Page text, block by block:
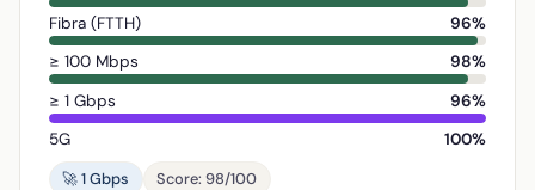
Fibra (FTTH)
96%
≥ 100 Mbps
98%
≥ 1 Gbps
96%
5G
100%
🚀 1 Gbps
Score: 98/100